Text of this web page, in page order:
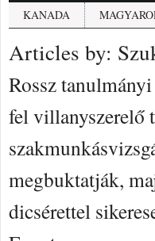
KANADA
Articles by:
Rossz
fel villanyszerelő
megbuktatják,
dicsérettel